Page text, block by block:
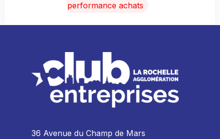
performance achats
36 Avenue du Champ de Mars